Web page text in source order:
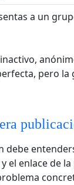
a un
pero
debe
el enlace de